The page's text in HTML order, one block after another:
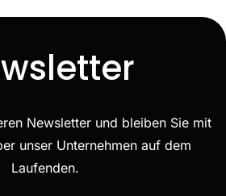
Newsletter und bleiben Sie mit
unser Unternehmen auf dem
Laufenden.